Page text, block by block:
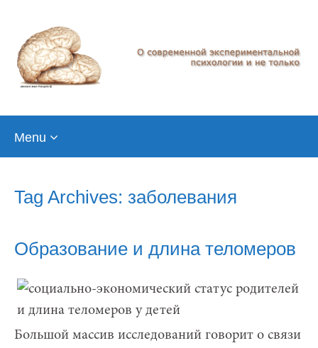
Menu
Tag Archives: заболевания
Образование и длина теломеров
Большой массив исследований говорит о связи